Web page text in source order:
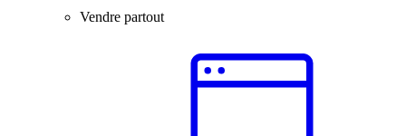
Vendre partout